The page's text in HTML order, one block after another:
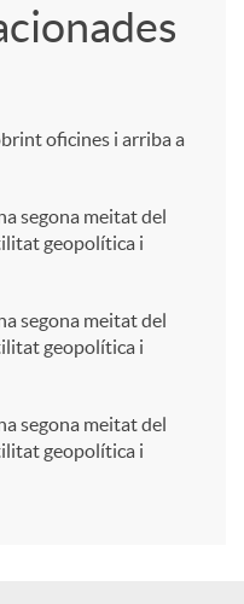
oficines i arriba a
segona meitat del
geopolítica i
segona meitat del
geopolítica i
segona meitat del
geopolítica i